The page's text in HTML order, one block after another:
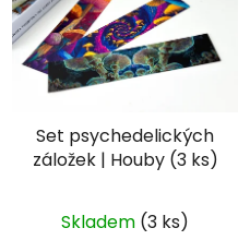
Set psychedelických
záložek | Houby (3 ks)
Skladem (3 ks)